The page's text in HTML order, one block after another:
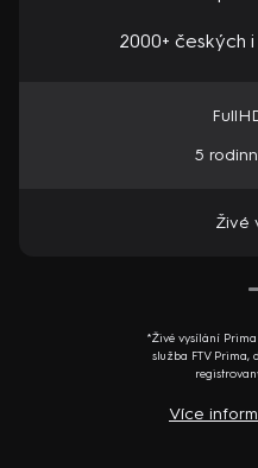
2000+ českých
5
Živé
*Živé vysílání
služba FTV Prima,
Více